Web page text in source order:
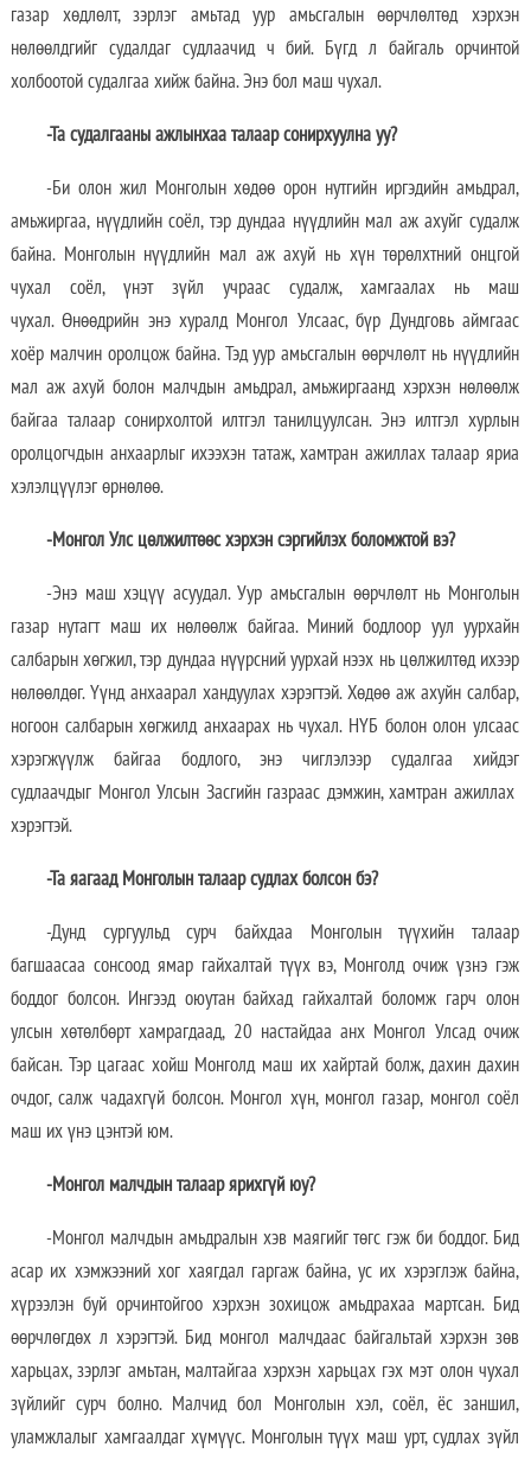
газар хөдлөлт, зэрлэг амьтад уур амьсгалын өөрчлөлтөд хэрхэн
нөлөөлдгийг судалдаг судлаачид ч бий. Бүгд л байгаль орчинтой
холбоотой судалгаа хийж байна. Энэ бол маш чухал.
-Та судалгааны ажлынхаа талаар сонирхуулна уу?
-Би олон жил Монголын хөдөө орон нутгийн иргэдийн амьдрал,
амьжиргаа, нүүдлийн соёл, тэр дундаа нүүдлийн мал аж ахуйг судалж
байна. Монголын нүүдлийн мал аж ахуй нь хүн төрөлхтний онцгой
чухал соёл, үнэт зүйл учраас судалж, хамгаалах нь маш
чухал. Өнөөдрийн энэ хуралд Монгол Улсаас, бүр Дундговь аймгаас
хоёр малчин оролцож байна. Тэд уур амьсгалын өөрчлөлт нь нүүдлийн
мал аж ахуй болон малчдын амьдрал, амьжиргаанд хэрхэн нөлөөлж
байгаа талаар сонирхолтой илтгэл танилцуулсан. Энэ илтгэл хурлын
оролцогчдын анхаарлыг ихээхэн татаж, хамтран ажиллах талаар яриа
хэлэлцүүлэг өрнөлөө.
-Монгол Улс цөлжилтөөс хэрхэн сэргийлэх боломжтойвэ?
-Энэ маш хэцүү асуудал. Уур амьсгалын өөрчлөлт нь Монголын
газар нутагт маш их нөлөөлж байгаа. Миний бодлоор уул уурхайн
салбарын хөгжил, тэр дундаа нүүрсний уурхай нээх нь цөлжилтөд ихээр
нөлөөлдөг. Үүнд анхаарал хандуулах хэрэгтэй. Хөдөө аж ахуйн салбар,
ногоон салбарын хөгжилд анхаарах нь чухал. НҮБ болон олон улсаас
хэрэгжүүлж байгаа бодлого, энэ чиглэлээр судалгаа хийдэг
судлаачдыг Монгол Улсын Засгийн газраас дэмжин, хамтран ажиллах
хэрэгтэй.
-Та яагаад Монголын талаар судлах болсон бэ?
-Дунд сургуульд сурч байхдаа Монголын түүхийн талаар
багшаасаа сонсоод ямар гайхалтай түүх вэ, Монголд очиж үзнэ гэж
боддог болсон. Ингээд оюутан байхад гайхалтай боломж гарч олон
улсын хөтөлбөрт хамрагдаад, 20 настайдаа анх Монгол Улсад очиж
байсан. Тэр цагаас хойш Монголд маш их хайртай болж, дахин дахин
очдог, салж чадахгүй болсон. Монгол хүн, монгол газар, монгол соёл
маш их үнэ цэнтэй юм.
-Монгол малчдын талаар ярихгүй юу?
-Монгол малчдын амьдралын хэв маягийг төгс гэж би боддог. Бид
асар их хэмжээний хог хаягдал гаргаж байна, ус их хэрэглэж байна,
хүрээлэн буй орчинтойгоо хэрхэн зохицож амьдрахаа мартсан. Бид
өөрчлөгдөх л хэрэгтэй. Бид монгол малчдаас байгальтай хэрхэн зөв
харьцах, зэрлэг амьтан, малтайгаа хэрхэн харьцах гэх мэт олон чухал
зүйлийг сурч болно. Малчид бол Монголын хэл, соёл, ёс заншил,
уламжлалыг хамгаалдаг хүмүүс. Монголын түүх маш урт, судлах зүйл